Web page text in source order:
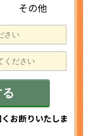
その他
お断りいたしま